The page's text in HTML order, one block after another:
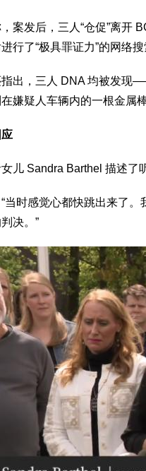
案发后，三人“仓促”离开
行了“极具罪证力”的网络
出，三人 DNA 均被发现
嫌疑人车辆内的一根金属
儿 Sandra Barthel 描述了
当时感觉心都快跳出来了
决。”